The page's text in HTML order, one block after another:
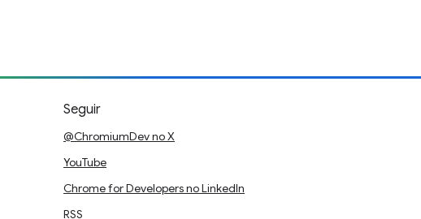
Seguir
@ChromiumDev no X
YouTube
Chrome for Developers no LinkedIn
RSS